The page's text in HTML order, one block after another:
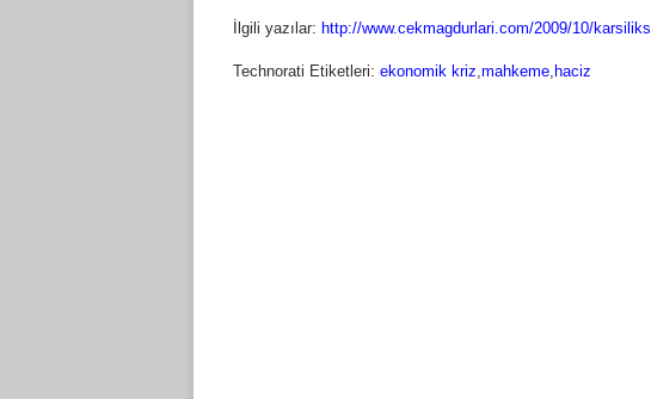
İlgili yazılar: http://www.cekmagdurlari.com/2009/10/
Technorati Etiketleri: ekonomik kriz,mahkeme, haciz